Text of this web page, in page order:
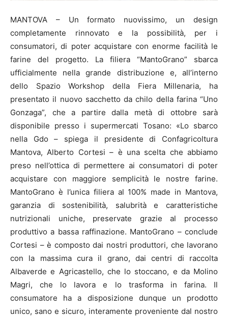
MANTOVA – Un formato nuovissimo, un design
completamente rinnovato e la possibilità, per i
consumatori, di poter acquistare con enorme facilità le
farine del progetto. La filiera “MantoGrano” sbarca
ufficialmente nella grande distribuzione e, all’interno
dello Spazio Workshop della Fiera Millenaria, ha
presentato il nuovo sacchetto da chilo della farina “Uno
Gonzaga”, che a partire dalla metà di ottobre sarà
disponibile presso i supermercati Tosano: «Lo sbarco
nella Gdo – spiega il presidente di Confagricoltura
Mantova, Alberto Cortesi – è una scelta che abbiamo
preso nell’ottica di permettere ai consumatori di poter
acquistare con maggiore semplicità le nostre farine.
MantoGrano è l’unica filiera al 100% made in Mantova,
garanzia di sostenibilità, salubrità e caratteristiche
nutrizionali uniche, preservate grazie al processo
produttivo a bassa raffinazione. MantoGrano – conclude
Cortesi – è composto dai nostri produttori, che lavorano
con la massima cura il grano, dai centri di raccolta
Albaverde e Agricastello, che lo stoccano, e da Molino
Magri, che lo lavora e lo trasforma in farina. Il
consumatore ha a disposizione dunque un prodotto
unico, sano e sicuro, interamente proveniente dal nostro